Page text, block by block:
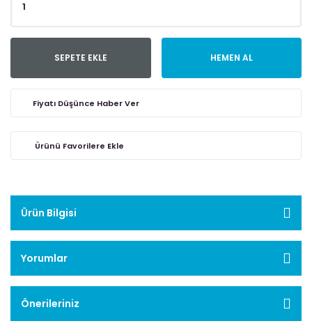
SEPETE EKLE HEMEN AL
Fiyatı Düşünce Haber Ver
Ürün Bilgisi
Yorumlar
Önerileriniz